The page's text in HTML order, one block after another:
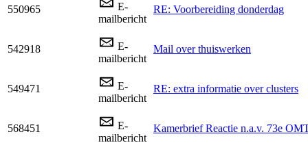
550965
E-
mailbericht
RE: Voorbereiding donderdag
542918
E-
mailbericht
Mail over thuiswerken
549471
E-
mailbericht
RE: extra informatie over clusters
568451
E-
mailbericht
Kamerbrief Reactie n.a.v. 73e